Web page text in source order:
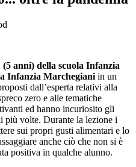
anni) della scuola Infanzia
Infanzia Marchegiani in un
dall’esperta relativi alla
zero e alle tematiche
ed hanno incuriosito gli
più volte. Durante la lezione i
sui propri gusti alimentari e lo
anche ciò che non si è
positiva in qualche alunno.